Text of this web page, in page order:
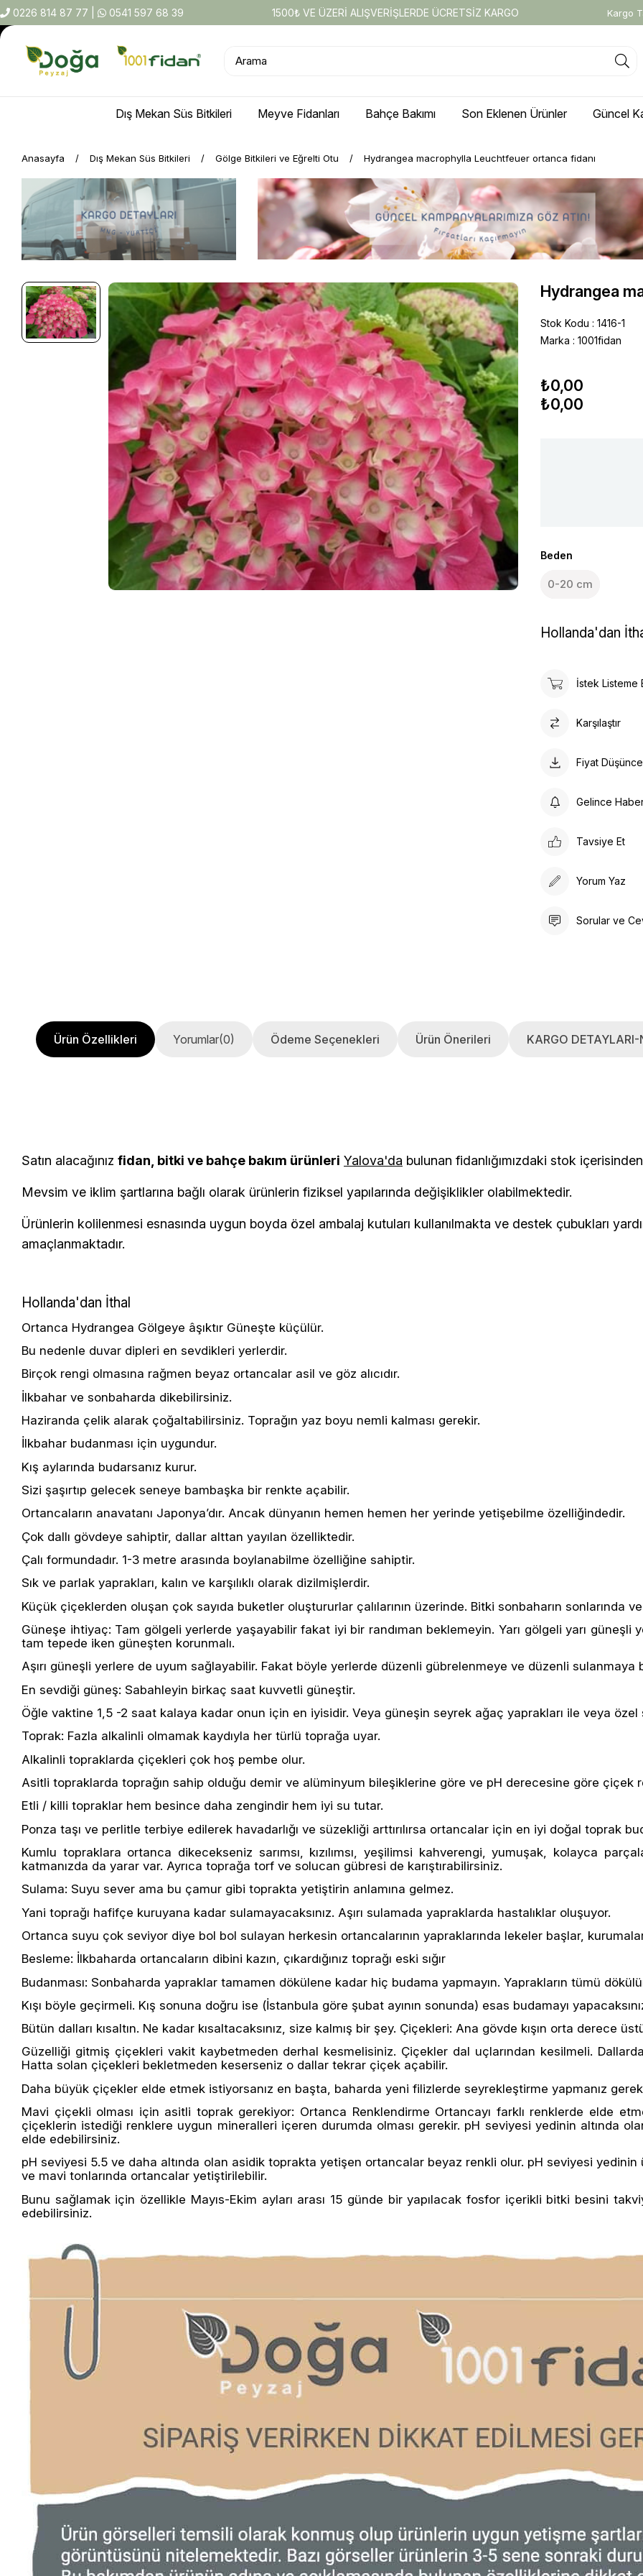
0226 814 87 77 0541 597 68 39 1500₺ VE ÜZERİ ALIŞVERİŞLERDE ÜCRETSİZ KARGO Kargo
Dış Mekan Süs Bitkileri Meyve Fidanları Bahçe Bakımı Son Eklenen Ürünler Güncel
Anasayfa Dış Mekan Süs Bitkileri Gölge Bitkileri ve Eğrelti Otu Hydrangea macrophylla Leuchtfeuer ortanca fidanı
Hydrangea
Stok Kodu
1416-1
Marka : 1001fidan
₺0,00
₺0,00
Beden
0-20 cm
Hollanda'dan
İstek Listeme
Karşılaştır
Fiyat
Gelince
Tavsiye Et
Yorum Yaz
Sorular ve
Ürün Özellikleri Yorumlar(0) Ödeme Seçenekleri Ürün Önerileri KARGO
Satın alacağınız fidan, bitki ve bahçe bakım ürünleri Yalova'da bulunan fidanlığımızdaki
Mevsim ve iklim şartlarına bağlı olarak ürünlerin fiziksel yapılarında değişiklikler olabilmektedir.
Ürünlerin kolilenmesi esnasında uygun boyda özel ambalaj kutuları kullanılmakta ve destek çubukları
amaçlanmaktadır.
Hollanda'dan İthal
Ortanca Hydrangea Gölgeye âşıktır Güneşte küçülür.
Bu nedenle duvar dipleri en sevdikleri yerlerdir.
Birçok rengi olmasına rağmen beyaz ortancalar asil ve göz alıcıdır.
İlkbahar ve sonbaharda dikebilirsiniz.
Haziranda çelik alarak çoğaltabilirsiniz. Toprağın yaz boyu nemli kalması gerekir.
İlkbahar budanması için uygundur.
Kış aylarında budarsanız kurur.
Sizi şaşırtıp gelecek seneye bambaşka bir renkte açabilir.
Ortancaların anavatanı Japonya’dır. Ancak dünyanın hemen hemen her yerinde yetişebilme özelliğindedir.
Çok dallı gövdeye sahiptir, dallar alttan yayılan özelliktedir.
Çalı formundadır. 1-3 metre arasında boylanabilme özelliğine sahiptir.
Sık ve parlak yaprakları, kalın ve karşılıklı olarak dizilmişlerdir.
Küçük çiçeklerden oluşan çok sayıda buketler oluştururlar çalılarının üzerinde. Bitki sonbaharın sonlarında
Güneşe ihtiyaç: Tam gölgeli yerlerde yaşayabilir fakat iyi bir randıman beklemeyin. Yarı gölgeli yarı
tam tepede iken güneşten korunmalı.
Aşırı güneşli yerlere de uyum sağlayabilir. Fakat böyle yerlerde düzenli gübrelenmeye ve düzenli sulanmaya
En sevdiği güneş: Sabahleyin birkaç saat kuvvetli güneştir.
Öğle vaktine 1,5 -2 saat kalaya kadar onun için en iyisidir. Veya güneşin seyrek ağaç yaprakları ile veya
Toprak: Fazla alkalinli olmamak kaydıyla her türlü toprağa uyar.
Alkalinli topraklarda çiçekleri çok hoş pembe olur.
Asitli topraklarda toprağın sahip olduğu demir ve alüminyum bileşiklerine göre ve pH derecesine göre çiçek
Etli / killi topraklar hem besince daha zengindir hem iyi su tutar.
Ponza taşı ve perlitle terbiye edilerek havadarlığı ve süzekliği arttırılırsa ortancalar için en iyi doğal toprak
Kumlu topraklara ortanca dikecekseniz sarımsı, kızılımsı, yeşilimsi kahverengi, yumuşak, kolayca
katmanızda da yarar var. Ayrıca toprağa torf ve solucan gübresi de karıştırabilirsiniz.
Sulama: Suyu sever ama bu çamur gibi toprakta yetiştirin anlamına gelmez.
Yani toprağı hafifçe kuruyana kadar sulamayacaksınız. Aşırı sulamada yapraklarda hastalıklar oluşuyor.
Ortanca suyu çok seviyor diye bol bol sulayan herkesin ortancalarının yapraklarında lekeler başlar,
Besleme: İlkbaharda ortancaların dibini kazın, çıkardığınız toprağı eski sığır
Budanması: Sonbaharda yapraklar tamamen dökülene kadar hiç budama yapmayın. Yaprakların tümü
Kışı böyle geçirmeli. Kış sonuna doğru ise (İstanbula göre şubat ayının sonunda) esas budamayı
Bütün dalları kısaltın. Ne kadar kısaltacaksınız, size kalmış bir şey. Çiçekleri: Ana gövde kışın orta derece
Güzelliği gitmiş çiçekleri vakit kaybetmeden derhal kesmelisiniz. Çiçekler dal uçlarından kesilmeli.
Hatta solan çiçekleri bekletmeden keserseniz o dallar tekrar çiçek açabilir.
Daha büyük çiçekler elde etmek istiyorsanız en başta, baharda yeni filizlerde seyrekleştirme yapmanız
Mavi çiçekli olması için asitli toprak gerekiyor: Ortanca Renklendirme Ortancayı farklı renklerde elde
çiçeklerin istediği renklere uygun mineralleri içeren durumda olması gerekir. pH seviyesi yedinin altında
elde edebilirsiniz.
pH seviyesi 5.5 ve daha altında olan asidik toprakta yetişen ortancalar beyaz renkli olur. pH seviyesi
ve mavi tonlarında ortancalar yetiştirilebilir.
Bunu sağlamak için özellikle Mayıs-Ekim ayları arası 15 günde bir yapılacak fosfor içerikli bitki besini
edebilirsiniz.